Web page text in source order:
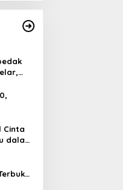
Cinta
dalam